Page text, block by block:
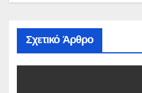
Σχετικό Άρθρο